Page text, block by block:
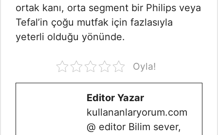
ortak kanı, orta segment bir Philips veya
Tefal’in çoğu mutfak için fazlasıyla
yeterli olduğu yönünde.
Oyla!
Editor Yazar
kullananlaryorum.com
@ editor Bilim sever,